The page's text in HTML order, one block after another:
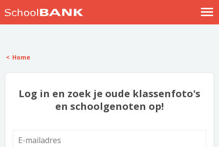
Help
Home
Log in en zoek je oude klassenfoto's
en schoolgenoten op!